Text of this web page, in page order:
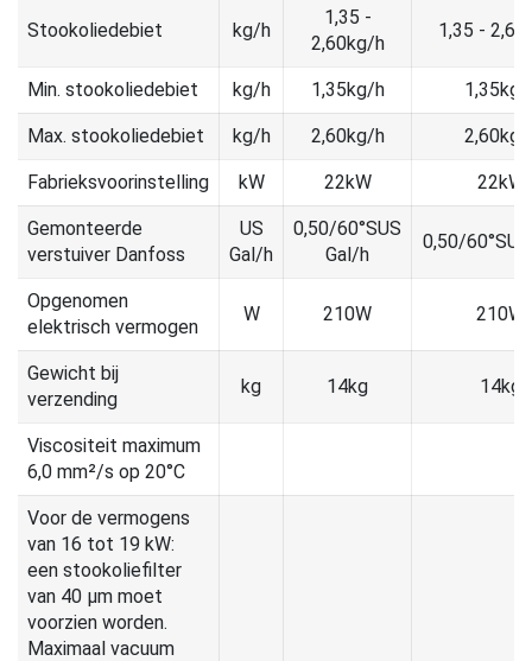
Stookoliedebiet kg/h
1,35 -
2,60kg/h
1,35 -
Min. stookoliedebiet kg/h 1,35kg/h 1,35kg/
Max. stookoliedebiet kg/h 2,60kg/h 2,60kg/
Fabrieksvoorinstelling kW 22kW 22kW
Gemonteerde
verstuiver Danfoss
US
Gal/h
0,50/60°SUS
Gal/h
0,50/
Opgenomen
elektrisch vermogen
W 210W 210W
Gewicht bij
verzending
kg 14kg 14kg
Viscositeit maximum
6,0 mm²/s op 20°C
Voor de vermogens
van 16 tot 19 kW:
een stookoliefilter
van 40 µm moet
voorzien worden.
Maximaal vacuum